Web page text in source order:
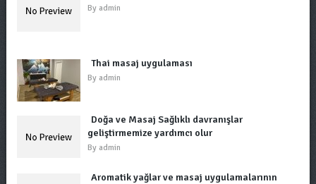
By admin
Thai masaj uygulaması
By admin
Doğa ve Masaj Sağlıklı davranışlar
geliştirmemize yardımcı olur
By admin
Aromatik yağlar ve masaj uygulamalarının